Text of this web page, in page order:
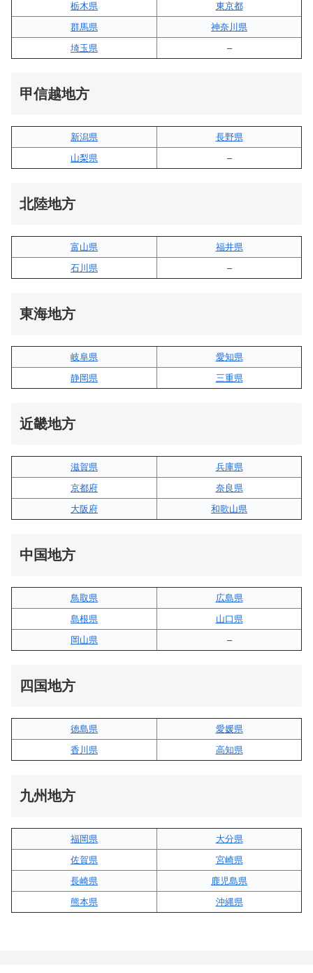
栃木県
東京都
群馬県
神奈川県
埼玉県
–
甲信越地方
新潟県
長野県
山梨県
–
北陸地方
富山県
福井県
石川県
–
東海地方
岐阜県
愛知県
静岡県
三重県
近畿地方
滋賀県
兵庫県
京都府
奈良県
大阪府
和歌山県
中国地方
鳥取県
広島県
島根県
山口県
岡山県
–
四国地方
徳島県
愛媛県
香川県
高知県
九州地方
福岡県
大分県
佐賀県
宮崎県
長崎県
鹿児島県
熊本県
沖縄県